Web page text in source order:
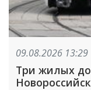
09.08.2026 13:29
Три жилых